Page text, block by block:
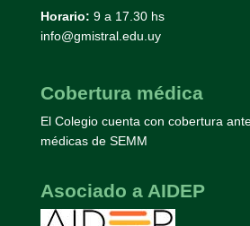
Horario: 9 a 17.30 hs
info@gmistral.edu.uy
Cobertura médica
El Colegio cuenta con cobertura
médicas de SEMM
Asociado a AIDEP